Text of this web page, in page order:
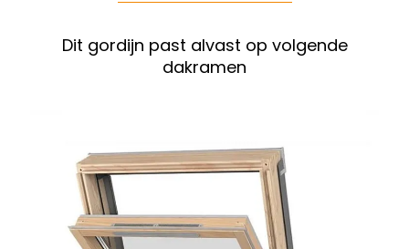
Dit gordijn past alvast op volgende
dakramen